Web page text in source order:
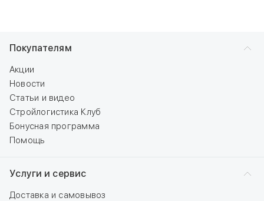
Покупателям
Акции
Новости
Статьи и видео
Стройлогистика Клуб
Бонусная программа
Помощь
Услуги и сервис
Доставка и самовывоз